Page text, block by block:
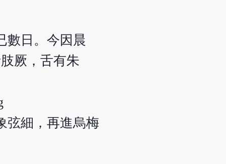
數日。今因晨
厥，舌有朱
弦細，再進烏梅